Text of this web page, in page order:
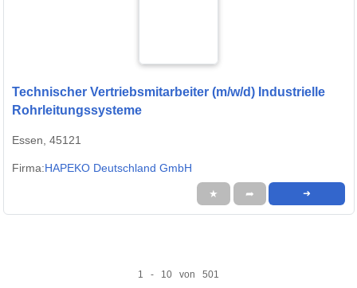
Technischer Vertriebsmitarbeiter (m/w/d) Industrielle
Rohrleitungssysteme
Essen, 45121
Firma:HAPEKO Deutschland GmbH
★ ➦ ➜
1 - 10 von 501